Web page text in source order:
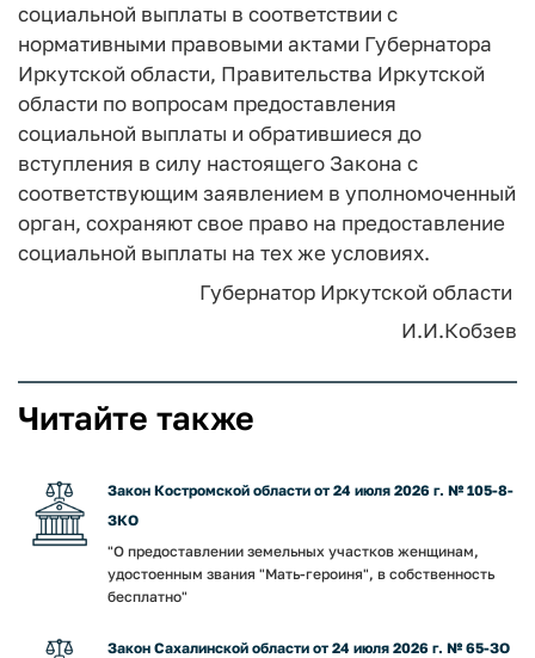
социальной выплаты в соответствии с
нормативными правовыми актами Губернатора
Иркутской области, Правительства Иркутской
области по вопросам предоставления
социальной выплаты и обратившиеся до
вступления в силу настоящего Закона с
соответствующим заявлением в уполномоченный
орган, сохраняют свое право на предоставление
социальной выплаты на тех же условиях.
Губернатор Иркутской области
И.И.Кобзев
Читайте также
Закон Костромской области от 24 июля 2026 г. № 105-8-
ЗКО
"О предоставлении земельных участков женщинам,
удостоенным звания "Мать-героиня", в собственность
бесплатно"
Закон Сахалинской области от 24 июля 2026 г. № 65-ЗО